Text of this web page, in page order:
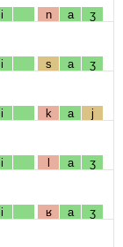
i n a ʒ
i s a ʒ
i k a j
i l a ʒ
i ʁ a ʒ